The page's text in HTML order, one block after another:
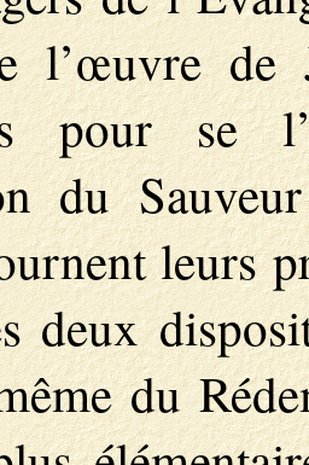
l’œuvre de
pour se
du
leurs
deux
du